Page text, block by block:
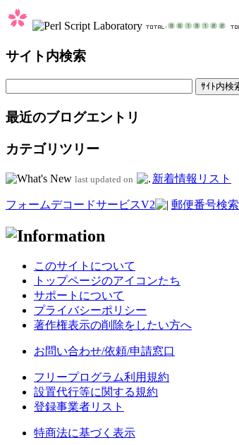
サイト内検索
最近のブログエントリ
カテゴリツリー
last updated on 新着情報リスト
フォームデコードサービスV2 郵便番号検索
このサイトについて
トップページのアイコンたち
サポートについて
プライバシーポリシー
著作権表示の削除をしたい方へ
お問い合わせ/依頼/申請窓口
フリープログラム利用規約
設置代行等に関する規約
登録事業者リスト
特商法に基づく表示